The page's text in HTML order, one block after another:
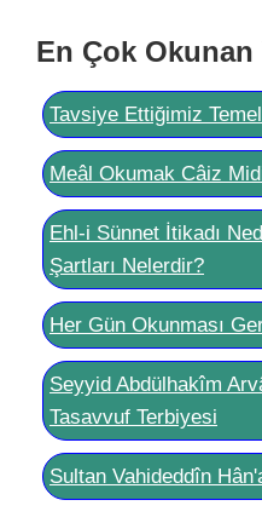
En Çok Okunan
Tavsiye Ettiğimiz
Meâl Okumak Câiz
Ehl-i Sünnet İtikadı
Şartları Nelerdir?
Her Gün Okunması
Seyyid Abdülhakîm
Tasavvuf Terbiyesi
Sultan Vahideddîn